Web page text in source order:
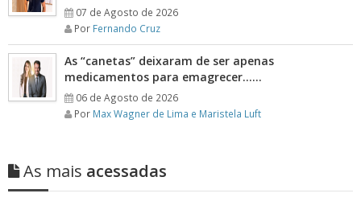
07 de Agosto de 2026
Por Fernando Cruz
As “canetas” deixaram de ser apenas
medicamentos para emagrecer……
06 de Agosto de 2026
Por Max Wagner de Lima e Maristela Luft
As mais acessadas